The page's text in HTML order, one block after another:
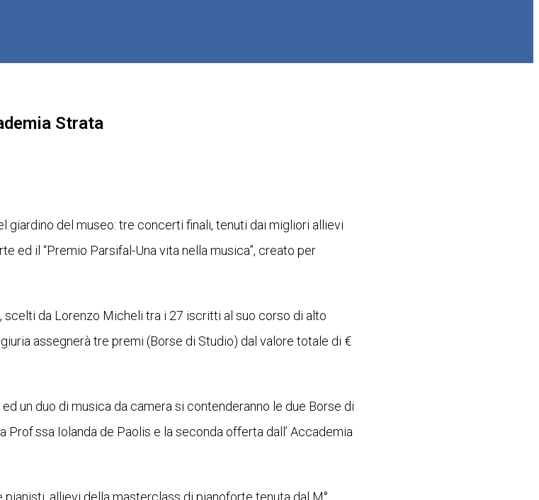
Strata
giardino del museo: tre concerti finali, tenuti dai migliori allievi
ed il “Premio Parsifal-Una vita nella musica”, creato per
da Lorenzo Micheli tra i 27 iscritti al suo corso di alto
assegnerà tre premi (Borse di Studio) dal valore totale di €
un duo di musica da camera si contenderanno le due Borse di
Iolanda de Paolis e la seconda offerta dall’ Accademia
allievi della masterclass di pianoforte tenuta dal M°